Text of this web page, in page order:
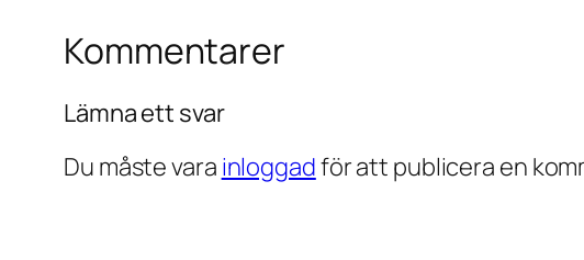
Kommentarer
Lämna ett svar
Du måste vara inloggadför att publicera en